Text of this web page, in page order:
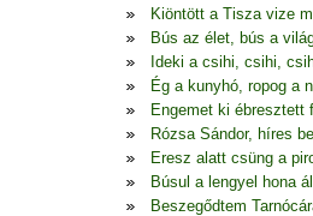
Kiöntött a Tisza vize
Bús az élet, bús a
Ideki a csihi, csihi,
Ég a kunyhó, ropog a
Engemet ki ébresztett
Rózsa Sándor, híres
Eresz alatt csüng a
Búsul a lengyel hona
Beszegődtem